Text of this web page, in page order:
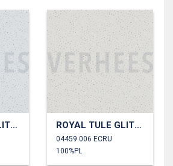
ROYAL TULE GLITTER ROYAL TULE GLITTER
04459.006 ECRU
100%PL